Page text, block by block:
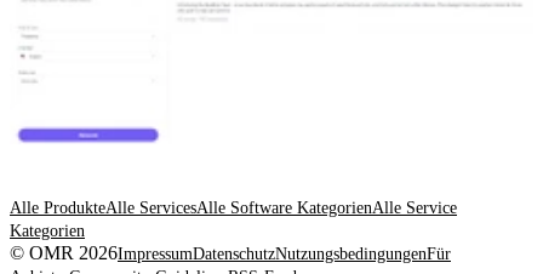
Alle ProdukteAlle ServicesAlle Software KategorienAlle Service
Kategorien
© OMR 2026ImpressumDatenschutzNutzungsbedingungenFür